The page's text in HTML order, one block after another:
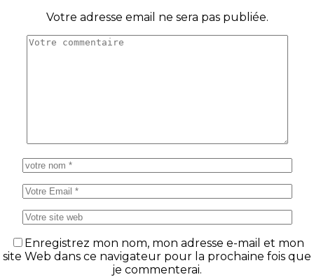
Votre adresse email ne sera pas publiée.
Enregistrez mon nom, mon adresse e-mail et mon
site Web dans ce navigateur pour la prochaine fois que
je commenterai.